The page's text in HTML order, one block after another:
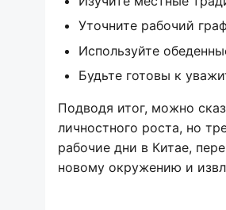
Уточните рабочий
Используйте
Будьте готовы к
Подводя итог, можно
личностного роста, но
рабочие дни в Китае,
новому окружению и